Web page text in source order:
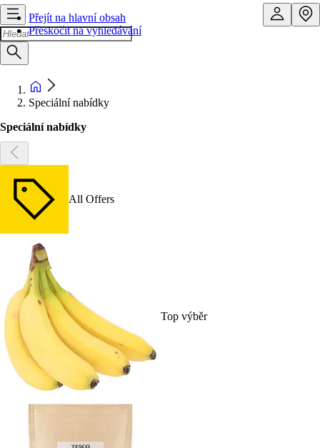
Přejít na hlavní obsah
Přeskočit na vyhledávání
Speciální nabídky
Speciální nabídky
All Offers
Top výběr